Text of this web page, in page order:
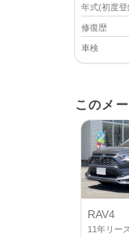
年式(初度登
修復歴
車検
このメ
RAV4
11年リー